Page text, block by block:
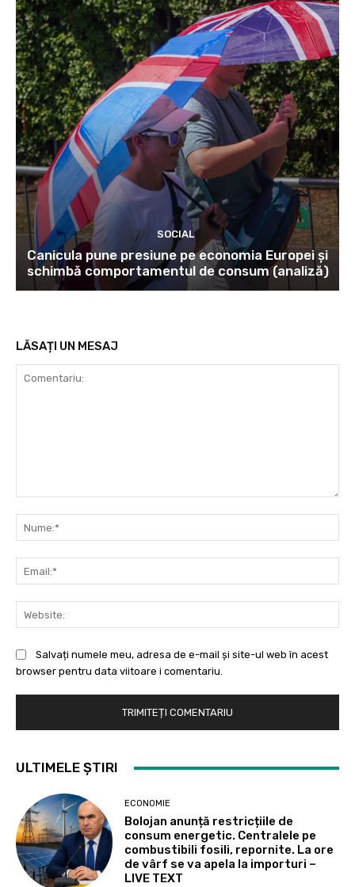
SOCIAL
Canicula pune presiune pe economia Europei și
schimbă comportamentul de consum (analiză)
LĂSAȚI UN MESAJ
Salvați numele meu, adresa de e-mail și site-ul web în acest
browser pentru data viitoare i comentariu.
ULTIMELE ȘTIRI
ECONOMIE
Bolojan anunță restricțiile de
consum energetic. Centralele pe
combustibili fosili, repornite. La ore
de vârf se va apela la importuri –
LIVE TEXT